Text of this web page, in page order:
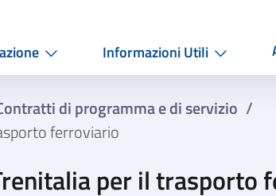
Informazioni Utili
di programma e di servizio /
ferroviario
per il trasporto